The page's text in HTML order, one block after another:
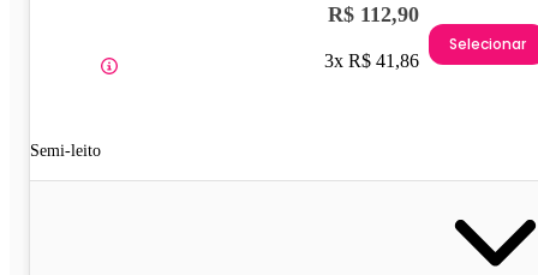
Semi-leito
R$ 112,90
3x R$ 41,86
Selecionar